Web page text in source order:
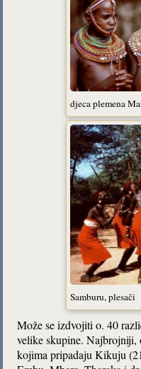
djeca plemena
Samburu, plesači
Može se izdvojiti o. 40
velike skupine. Najbrojniji,
kojima pripadaju Kikuju